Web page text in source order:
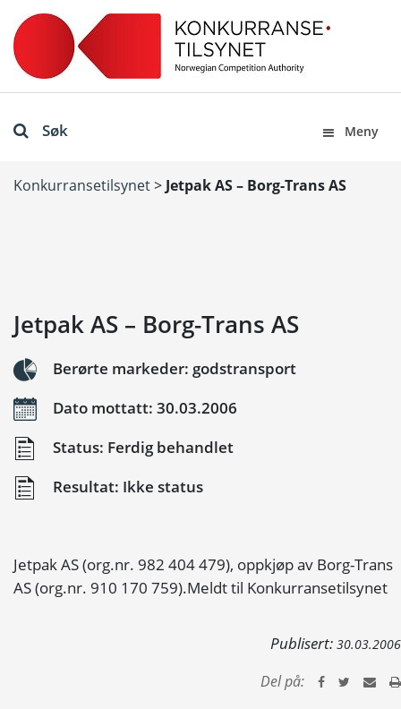
Søk Meny
Konkurransetilsynet> Jetpak AS – Borg-Trans AS
Jetpak AS – Borg-Trans AS
Berørte markeder: godstransport
Dato mottatt: 30.03.2006
Status: Ferdig behandlet
Resultat: Ikke status
Jetpak AS (org.nr. 982 404 479), oppkjøp av Borg-Trans
AS (org.nr. 910 170 759).Meldt til Konkurransetilsynet
Publisert: 30.03.2006
Del på: